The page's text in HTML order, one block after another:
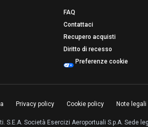
FAQ
Contattaci
Recupero acquisti
Diritto di recesso
Preferenze cookie
Privacy policy Cookie policy Note legali
S.E.A. Società Esercizi Aeroportuali S.p.A. Sede